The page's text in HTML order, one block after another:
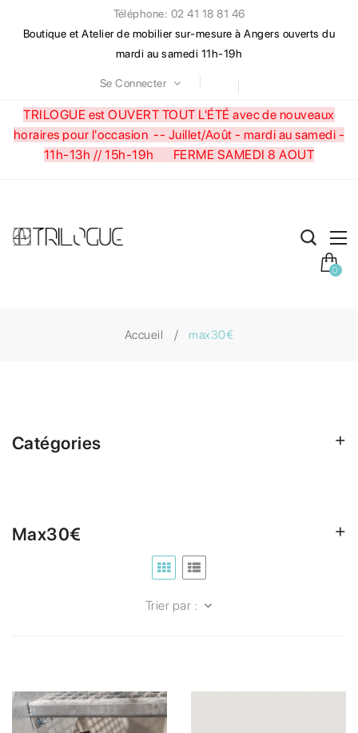
Téléphone: 02 41 18 81 46
Boutique et Atelier de mobilier sur-mesure à Angers ouverts du
mardi au samedi 11h-19h
Se Connecter
TRILOGUE est OUVERT TOUT L'ÉTÉ avec de nouveaux
horaires pour l'occasion -- Juillet/Août - mardi au samedi -
11h-13h // 15h-19h FERME SAMEDI 8 AOUT
0
Accueil max30€
Catégories
Max30€
Trier par :